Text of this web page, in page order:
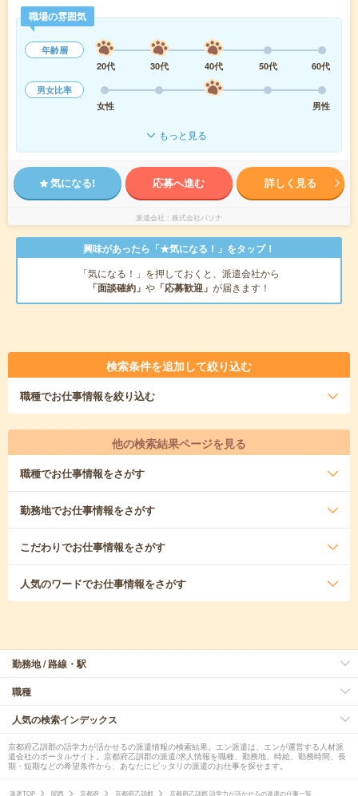
職場の雰囲気
年齢層
20代
30代 40代 50代
60代
男女比率
女性
男性
もっと見る
気になる! 応募へ進む 詳しく見る
派遣会社 株式会社パソナ
興味があったら「★気になる！」をタップ！
「気になる！」を押しておくと、派遣会社から
「面談確約」 や 「応募歓迎」 が届きます！
検索条件を追加して絞り込む
職種でお仕事情報を絞り込む
他の検索結果ページを見る
職種でお仕事情報をさがす
勤務地でお仕事情報をさがす
こだわりでお仕事情報をさがす
人気のワードでお仕事情報をさがす
勤務地 / 路線・駅
職種
人気の検索インデックス
京都府乙訓郡の語学力が活かせるの派遣情報の検索結果。エン派遣は、エンが運営する人材派
遣会社のポータルサイト。京都府乙訓郡の派遣/求人情報を職種、勤務地、時給、勤務時間、長
期・短期などの希望条件から、あなたにピッタリの派遣のお仕事を探せます。
派遣TOP 関西 京都府 京都府乙訓郡 京都府乙訓郡 語学力が活かせるの派遣の仕事一覧